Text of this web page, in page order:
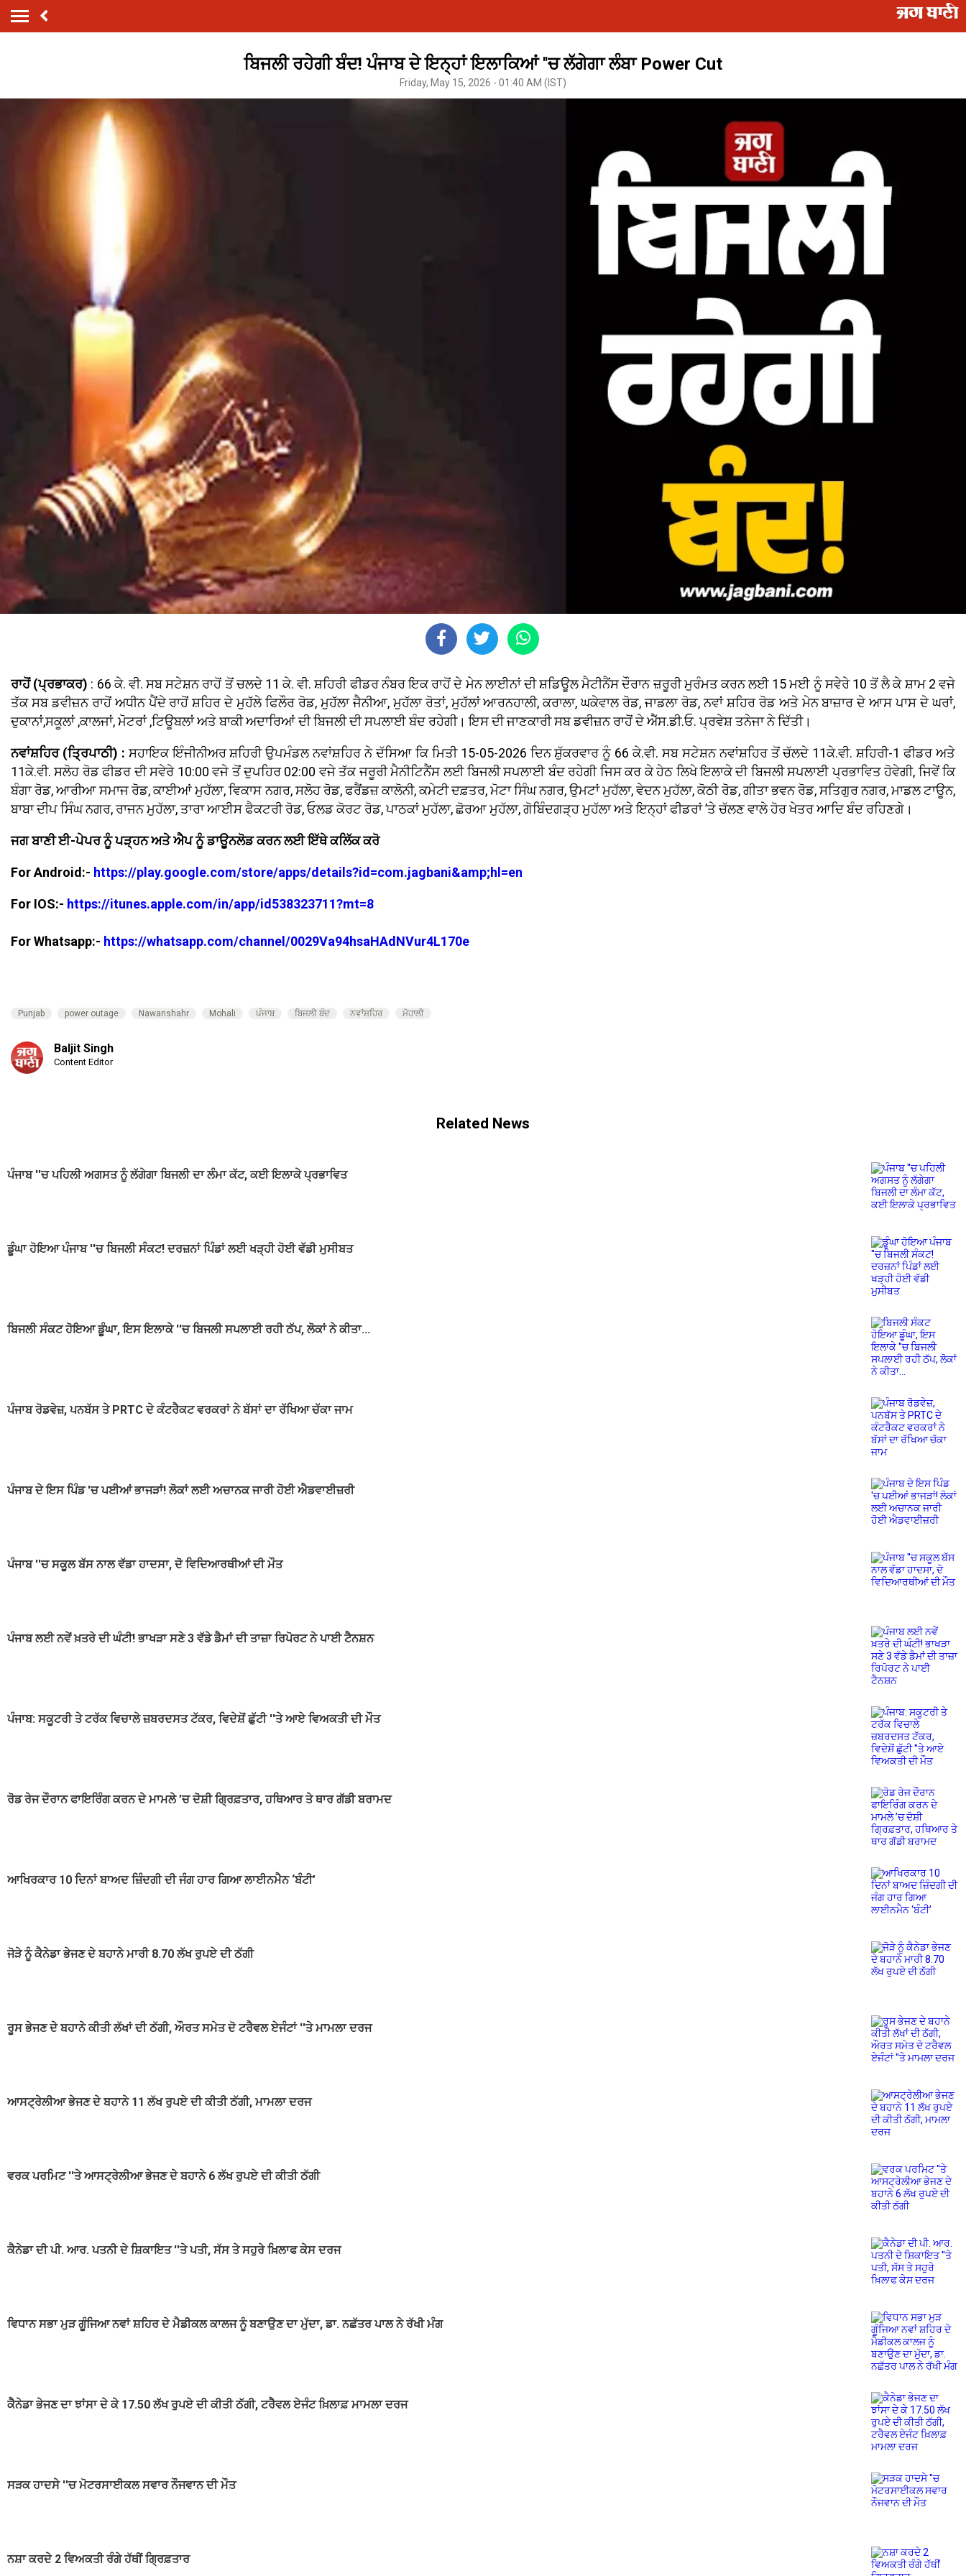
ਬਿਜਲੀ ਰਹੇਗੀ ਬੰਦ! ਪੰਜਾਬ ਦੇ ਇਨ੍ਹਾਂ ਇਲਾਕਿਆਂ ''ਚ ਲੱਗੇਗਾ ਲੰਬਾ Power Cut
Friday, May 15, 2026 - 01:40 AM (IST)
ਰਾਹੋਂ (ਪ੍ਰਭਾਕਰ) : 66 ਕੇ. ਵੀ. ਸਬ ਸਟੇਸ਼ਨ ਰਾਹੋਂ ਤੋਂ ਚਲਦੇ 11 ਕੇ. ਵੀ. ਸ਼ਹਿਰੀ ਫੀਡਰ ਨੰਬਰ ਇਕ ਰਾਹੋਂ ਦੇ ਮੇਨ ਲਾਈਨਾਂ ਦੀ ਸ਼ਡਿਊਲ ਮੈਟੀਨੈਂਸ ਦੌਰਾਨ ਜ਼ਰੂਰੀ ਮੁਰੰਮਤ ਕਰਨ ਲਈ 15 ਮਈ ਨੂੰ ਸਵੇਰੇ 10 ਤੋਂ ਲੈ ਕੇ ਸ਼ਾਮ 2 ਵਜੇ
ਤੱਕ ਸਬ ਡਵੀਜ਼ਨ ਰਾਹੋਂ ਅਧੀਨ ਪੈਂਦੇ ਰਾਹੋਂ ਸ਼ਹਿਰ ਦੇ ਮੁਹੱਲੇ ਫਿਲੌਰ ਰੋਡ, ਮੁਹੱਲਾ ਜੈਨੀਆ, ਮੁਹੱਲਾ ਰੋਤਾਂ, ਮੁਹੱਲਾਂ ਆਰਨਹਾਲੀ, ਕਰਾਲਾ, ਘਕੇਵਾਲ ਰੋਡ, ਜਾਡਲਾ ਰੋਡ, ਨਵਾਂ ਸ਼ਹਿਰ ਰੋਡ ਅਤੇ ਮੇਨ ਬਾਜ਼ਾਰ ਦੇ ਆਸ ਪਾਸ ਦੇ ਘਰਾਂ,
ਦੁਕਾਨਾਂ,ਸਕੂਲਾਂ ,ਕਾਲਜਾਂ, ਮੋਟਰਾਂ ,ਟਿਊਬਲਾਂ ਅਤੇ ਬਾਕੀ ਅਦਾਰਿਆਂ ਦੀ ਬਿਜਲੀ ਦੀ ਸਪਲਾਈ ਬੰਦ ਰਹੇਗੀ। ਇਸ ਦੀ ਜਾਣਕਾਰੀ ਸਬ ਡਵੀਜ਼ਨ ਰਾਹੋਂ ਦੇ ਐੱਸ.ਡੀ.ਓ. ਪ੍ਰਵੇਸ਼ ਤਨੇਜਾ ਨੇ ਦਿੱਤੀ।
ਨਵਾਂਸ਼ਹਿਰ (ਤ੍ਰਿਪਾਠੀ) : ਸਹਾਇਕ ਇੰਜੀਨੀਅਰ ਸ਼ਹਿਰੀ ਉਪਮੰਡਲ ਨਵਾਂਸ਼ਹਿਰ ਨੇ ਦੱਸਿਆ ਕਿ ਮਿਤੀ 15-05-2026 ਦਿਨ ਸ਼ੁੱਕਰਵਾਰ ਨੂੰ 66 ਕੇ.ਵੀ. ਸਬ ਸਟੇਸ਼ਨ ਨਵਾਂਸ਼ਹਿਰ ਤੋਂ ਚੱਲਦੇ 11ਕੇ.ਵੀ. ਸ਼ਹਿਰੀ-1 ਫੀਡਰ ਅਤੇ
11ਕੇ.ਵੀ. ਸਲੋਹ ਰੋਡ ਫੀਡਰ ਦੀ ਸਵੇਰੇ 10:00 ਵਜੇ ਤੋਂ ਦੁਪਹਿਰ 02:00 ਵਜੇ ਤੱਕ ਜਰੂਰੀ ਮੈਨੀਟਿਨੈਂਸ ਲਈ ਬਿਜਲੀ ਸਪਲਾਈ ਬੰਦ ਰਹੇਗੀ ਜਿਸ ਕਰ ਕੇ ਹੇਠ ਲਿਖੇ ਇਲਾਕੇ ਦੀ ਬਿਜਲੀ ਸਪਲਾਈ ਪ੍ਰਭਾਵਿਤ ਹੋਵੇਗੀ, ਜਿਵੇਂ ਕਿ
ਬੰਗਾ ਰੋਡ, ਆਰੀਆ ਸਮਾਜ ਰੋਡ, ਕਾਈਆਂ ਮੁਹੱਲਾ, ਵਿਕਾਸ ਨਗਰ, ਸਲੋਹ ਰੋਡ, ਫਰੈਂਡਜ਼ ਕਾਲੋਨੀ, ਕਮੇਟੀ ਦਫ਼ਤਰ, ਮੋਟਾ ਸਿੰਘ ਨਗਰ, ਉਮਟਾਂ ਮੁਹੱਲਾ, ਵੇਦਨ ਮੁਹੱਲਾ, ਕੋਠੀ ਰੋਡ, ਗੀਤਾ ਭਵਨ ਰੋਡ, ਸਤਿਗੁਰ ਨਗਰ, ਮਾਡਲ ਟਾਊਨ,
ਬਾਬਾ ਦੀਪ ਸਿੰਘ ਨਗਰ, ਰਾਜਨ ਮੁਹੱਲਾ, ਤਾਰਾ ਆਈਸ ਫੈਕਟਰੀ ਰੋਡ, ਓਲਡ ਕੋਰਟ ਰੋਡ, ਪਾਠਕਾਂ ਮੁਹੱਲਾ, ਛੋਰਆ ਮੁਹੱਲਾ, ਗੋਬਿੰਦਗੜ੍ਹ ਮੁਹੱਲਾ ਅਤੇ ਇਨ੍ਹਾਂ ਫੀਡਰਾਂ ’ਤੇ ਚੱਲਣ ਵਾਲੇ ਹੋਰ ਖੇਤਰ ਆਦਿ ਬੰਦ ਰਹਿਣਗੇ।
ਜਗ ਬਾਣੀ ਈ-ਪੇਪਰ ਨੂੰ ਪੜ੍ਹਨ ਅਤੇ ਐਪ ਨੂੰ ਡਾਊਨਲੋਡ ਕਰਨ ਲਈ ਇੱਥੇ ਕਲਿੱਕ ਕਰੋ
For Android:- https://play.google.com/store/apps/details?id=com.jagbani&amp;hl=en
For IOS:- https://itunes.apple.com/in/app/id538323711?mt=8
For Whatsapp:- https://whatsapp.com/channel/0029Va94hsaHAdNVur4L170e
Punjab power outage Nawanshahr Mohali ਪੰਜਾਬ ਬਿਜਲੀ ਬੰਦ ਨਵਾਂਸ਼ਹਿਰ ਮੋਹਾਲੀ
Baljit Singh
Content Editor
Related News
ਪੰਜਾਬ ''ਚ ਪਹਿਲੀ ਅਗਸਤ ਨੂੰ ਲੱਗੇਗਾ ਬਿਜਲੀ ਦਾ ਲੰਮਾ ਕੱਟ, ਕਈ ਇਲਾਕੇ ਪ੍ਰਭਾਵਿਤ
ਡੂੰਘਾ ਹੋਇਆ ਪੰਜਾਬ ''ਚ ਬਿਜਲੀ ਸੰਕਟ! ਦਰਜ਼ਨਾਂ ਪਿੰਡਾਂ ਲਈ ਖੜ੍ਹੀ ਹੋਈ ਵੱਡੀ ਮੁਸੀਬਤ
ਬਿਜਲੀ ਸੰਕਟ ਹੋਇਆ ਡੂੰਘਾ, ਇਸ ਇਲਾਕੇ ''ਚ ਬਿਜਲੀ ਸਪਲਾਈ ਰਹੀ ਠੱਪ, ਲੋਕਾਂ ਨੇ ਕੀਤਾ...
ਪੰਜਾਬ ਰੋਡਵੇਜ਼, ਪਨਬੱਸ ਤੇ PRTC ਦੇ ਕੰਟਰੈਕਟ ਵਰਕਰਾਂ ਨੇ ਬੱਸਾਂ ਦਾ ਰੱਖਿਆ ਚੱਕਾ ਜਾਮ
ਪੰਜਾਬ ਦੇ ਇਸ ਪਿੰਡ 'ਚ ਪਈਆਂ ਭਾਜੜਾਂ! ਲੋਕਾਂ ਲਈ ਅਚਾਨਕ ਜਾਰੀ ਹੋਈ ਐਡਵਾਈਜ਼ਰੀ
ਪੰਜਾਬ ''ਚ ਸਕੂਲ ਬੱਸ ਨਾਲ ਵੱਡਾ ਹਾਦਸਾ, ਦੋ ਵਿਦਿਆਰਥੀਆਂ ਦੀ ਮੌਤ
ਪੰਜਾਬ ਲਈ ਨਵੇਂ ਖ਼ਤਰੇ ਦੀ ਘੰਟੀ! ਭਾਖੜਾ ਸਣੇ 3 ਵੱਡੇ ਡੈਮਾਂ ਦੀ ਤਾਜ਼ਾ ਰਿਪੋਰਟ ਨੇ ਪਾਈ ਟੈਨਸ਼ਨ
ਪੰਜਾਬ: ਸਕੂਟਰੀ ਤੇ ਟਰੱਕ ਵਿਚਾਲੇ ਜ਼ਬਰਦਸਤ ਟੱਕਰ, ਵਿਦੇਸ਼ੋਂ ਛੁੱਟੀ ''ਤੇ ਆਏ ਵਿਅਕਤੀ ਦੀ ਮੌਤ
ਰੋਡ ਰੇਜ ਦੌਰਾਨ ਫਾਇਰਿੰਗ ਕਰਨ ਦੇ ਮਾਮਲੇ ’ਚ ਦੋਸ਼ੀ ਗ੍ਰਿਫ਼ਤਾਰ, ਹਥਿਆਰ ਤੇ ਥਾਰ ਗੱਡੀ ਬਰਾਮਦ
ਆਖਿਰਕਾਰ 10 ਦਿਨਾਂ ਬਾਅਦ ਜ਼ਿੰਦਗੀ ਦੀ ਜੰਗ ਹਾਰ ਗਿਆ ਲਾਈਨਮੈਨ ‘ਬੰਟੀ’
ਜੋੜੇ ਨੂੰ ਕੈਨੇਡਾ ਭੇਜਣ ਦੇ ਬਹਾਨੇ ਮਾਰੀ 8.70 ਲੱਖ ਰੁਪਏ ਦੀ ਠੱਗੀ
ਰੂਸ ਭੇਜਣ ਦੇ ਬਹਾਨੇ ਕੀਤੀ ਲੱਖਾਂ ਦੀ ਠੱਗੀ, ਔਰਤ ਸਮੇਤ ਦੋ ਟਰੈਵਲ ਏਜੰਟਾਂ ''ਤੇ ਮਾਮਲਾ ਦਰਜ
ਆਸਟ੍ਰੇਲੀਆ ਭੇਜਣ ਦੇ ਬਹਾਨੇ 11 ਲੱਖ ਰੁਪਏ ਦੀ ਕੀਤੀ ਠੱਗੀ, ਮਾਮਲਾ ਦਰਜ
ਵਰਕ ਪਰਮਿਟ ''ਤੇ ਆਸਟ੍ਰੇਲੀਆ ਭੇਜਣ ਦੇ ਬਹਾਨੇ 6 ਲੱਖ ਰੁਪਏ ਦੀ ਕੀਤੀ ਠੱਗੀ
ਕੈਨੇਡਾ ਦੀ ਪੀ. ਆਰ. ਪਤਨੀ ਦੇ ਸ਼ਿਕਾਇਤ ''ਤੇ ਪਤੀ, ਸੱਸ ਤੇ ਸਹੁਰੇ ਖ਼ਿਲਾਫ ਕੇਸ ਦਰਜ
ਵਿਧਾਨ ਸਭਾ ਮੁੜ ਗੂੰਜਿਆ ਨਵਾਂ ਸ਼ਹਿਰ ਦੇ ਮੈਡੀਕਲ ਕਾਲਜ ਨੂੰ ਬਣਾਉਣ ਦਾ ਮੁੱਦਾ, ਡਾ. ਨਛੱਤਰ ਪਾਲ ਨੇ ਰੱਖੀ ਮੰਗ
ਕੈਨੇਡਾ ਭੇਜਣ ਦਾ ਝਾਂਸਾ ਦੇ ਕੇ 17.50 ਲੱਖ ਰੁਪਏ ਦੀ ਕੀਤੀ ਠੱਗੀ, ਟਰੈਵਲ ਏਜੰਟ ਖ਼ਿਲਾਫ਼ ਮਾਮਲਾ ਦਰਜ
ਸੜਕ ਹਾਦਸੇ ''ਚ ਮੋਟਰਸਾਈਕਲ ਸਵਾਰ ਨੌਜਵਾਨ ਦੀ ਮੌਤ
ਨਸ਼ਾ ਕਰਦੇ 2 ਵਿਅਕਤੀ ਰੰਗੇ ਹੱਥੀਂ ਗ੍ਰਿਫ਼ਤਾਰ